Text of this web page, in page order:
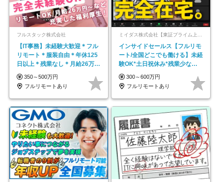
フルスタック株式会社
【IT事務】未経験大歓迎＊フル
リモート＊服装自由＊年休125
日以上＊残業なし＊月給26万円
以上
350～500万円
フルリモートあり
ミイダス株式会社【東証プライム上場パーソルグループ】
インサイドセールス【フルリモ
ート/全国どこでも働ける】未経
験OK*土日祝休み*残業少なめ*
在宅勤務手当あり
300～600万円
フルリモートあり